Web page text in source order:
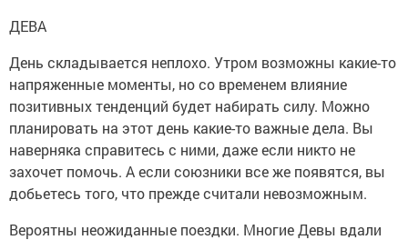
ДЕВА
День складывается неплохо. Утром возможны какие-то
напряженные моменты, но со временем влияние
позитивных тенденций будет набирать силу. Можно
планировать на этот день какие-то важные дела. Вы
наверняка справитесь с ними, даже если никто не
захочет помочь. А если союзники все же появятся, вы
добьетесь того, что прежде считали невозможным.
Вероятны неожиданные поездки. Многие Девы вдали